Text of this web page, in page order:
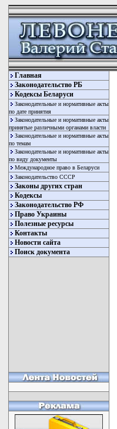
Главная
Законодательство РБ
Кодексы Беларуси
Законодательные и нормативные акты
по дате принятия
Законодательные и нормативные акты
принятые различными органами власти
Законодательные и нормативные акты
по темам
Законодательные и нормативные акты
по виду документы
Международное право в Беларуси
Законодательство СССР
Законы других стран
Кодексы
Законодательство РФ
Право Украины
Полезные ресурсы
Контакты
Новости сайта
Поиск документа